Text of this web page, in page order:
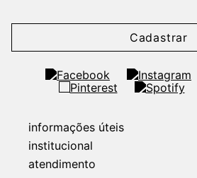
Cadastrar
informações úteis
institucional
atendimento